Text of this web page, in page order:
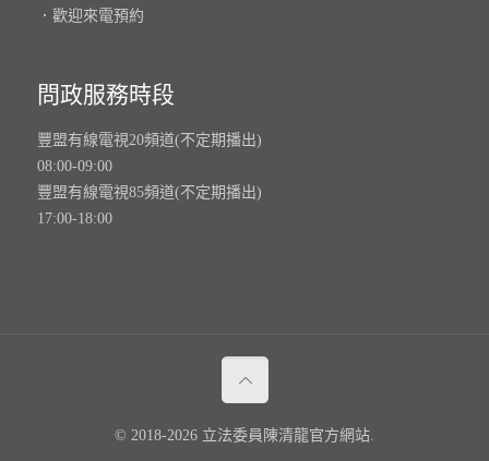
．歡迎來電預約
問政服務時段
豐盟有線電視20頻道(不定期播出)
08:00-09:00
豐盟有線電視85頻道(不定期播出)
17:00-18:00
© 2018-2026 立法委員陳清龍官方網站.